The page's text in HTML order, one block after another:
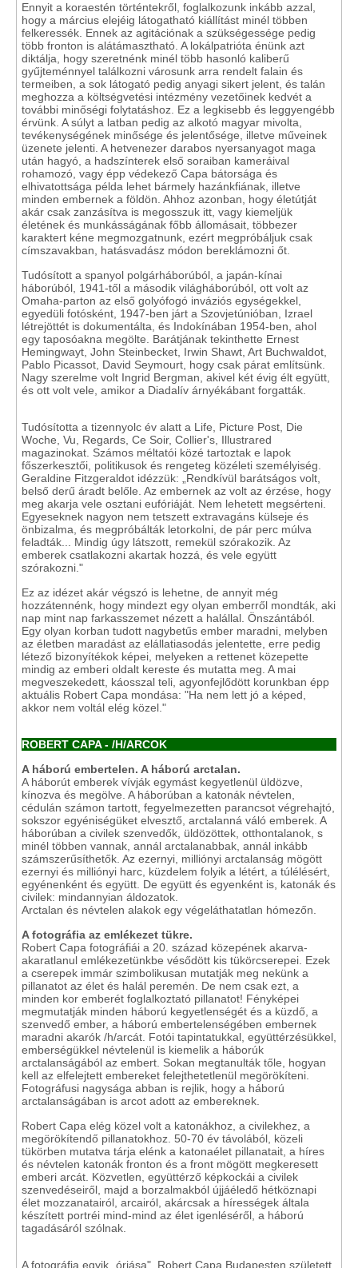
Ennyit a koraestén történtekről, foglalkozunk inkább azzal,
hogy a március elejéig látogatható kiállítást minél többen
felkeressék. Ennek az agitációnak a szükségessége pedig
több fronton is alátámasztható. A lokálpatrióta énünk azt
diktálja, hogy szeretnénk minél több hasonló kaliberű
gyűjteménnyel találkozni városunk arra rendelt falain és
termeiben, a sok látogató pedig anyagi sikert jelent, és talán
meghozza a költségvetési intézmény vezetőinek kedvét a
további minőségi folytatáshoz. Ez a legkisebb és leggyengébb
érvünk. A súlyt a latban pedig az alkotó magyar mivolta,
tevékenységének minősége és jelentősége, illetve műveinek
üzenete jelenti. A hetvenezer darabos nyersanyagot maga
után hagyó, a hadszínterek első soraiban kameráival
rohamozó, vagy épp védekező Capa bátorsága és
elhivatottsága példa lehet bármely hazánkfiának, illetve
minden embernek a földön. Ahhoz azonban, hogy életútját
akár csak zanzásítva is megosszuk itt, vagy kiemeljük
életének és munkásságának főbb állomásait, többezer
karaktert kéne megmozgatnunk, ezért megpróbáljuk csak
címszavakban, hatásvadász módon bereklámozni őt.
Tudósított a spanyol polgárháborúból, a japán-kínai
háborúból, 1941-től a második világháborúból, ott volt az
Omaha-parton az első golyófogó inváziós egységekkel,
egyedüli fotósként, 1947-ben járt a Szovjetúnióban, Izrael
létrejöttét is dokumentálta, és Indokínában 1954-ben, ahol
egy taposóakna megölte. Barátjának tekinthette Ernest
Hemingwayt, John Steinbecket, Irwin Shawt, Art Buchwaldot,
Pablo Picassot, David Seymourt, hogy csak párat említsünk.
Nagy szerelme volt Ingrid Bergman, akivel két évig élt együtt,
és ott volt vele, amikor a Diadalív árnyékábant forgatták.
Tudósította a tizennyolc év alatt a Life, Picture Post, Die
Woche, Vu, Regards, Ce Soir, Collier's, Illustrared
magazinokat. Számos méltatói közé tartoztak e lapok
főszerkesztői, politikusok és rengeteg közéleti személyiség.
Geraldine Fitzgeraldot idézzük: „Rendkívül barátságos volt,
belső derű áradt belőle. Az embernek az volt az érzése, hogy
meg akarja vele osztani eufóriáját. Nem lehetett megsérteni.
Egyeseknek nagyon nem tetszett extravagáns külseje és
önbizalma, és megpróbálták letorkolni, de pár perc múlva
feladták... Mindig úgy látszott, remekül szórakozik. Az
emberek csatlakozni akartak hozzá, és vele együtt
szórakozni."
Ez az idézet akár végszó is lehetne, de annyit még
hozzátennénk, hogy mindezt egy olyan emberről mondták, aki
nap mint nap farkasszemet nézett a halállal. Önszántából.
Egy olyan korban tudott nagybetűs ember maradni, melyben
az életben maradást az elállatiasodás jelentette, erre pedig
létező bizonyítékok képei, melyeken a rettenet közepette
mindig az emberi oldalt kereste és mutatta meg. A mai
megveszekedett, káosszal teli, agyonfejlődött korunkban épp
aktuális Robert Capa mondása: "Ha nem lett jó a képed,
akkor nem voltál elég közel."
ROBERT CAPA - /H/ARCOK
A háború embertelen. A háború arctalan.
A háborút emberek vívják egymást kegyetlenül üldözve,
kínozva és megölve. A háborúban a katonák névtelen,
cédulán számon tartott, fegyelmezetten parancsot végrehajtó,
sokszor egyéniségüket elvesztő, arctalanná váló emberek. A
háborúban a civilek szenvedők, üldözöttek, otthontalanok, s
minél többen vannak, annál arctalanabbak, annál inkább
számszerűsíthetők. Az ezernyi, milliónyi arctalanság mögött
ezernyi és milliónyi harc, küzdelem folyik a létért, a túlélésért,
egyénenként és együtt. De együtt és egyenként is, katonák és
civilek: mindannyian áldozatok.
Arctalan és névtelen alakok egy végeláthatatlan hómezőn.
A fotográfia az emlékezet tükre.
Robert Capa fotográfiái a 20. század közepének akarva-
akaratlanul emlékezetünkbe vésődött kis tükörcserepei. Ezek
a cserepek immár szimbolikusan mutatják meg nekünk a
pillanatot az élet és halál peremén. De nem csak ezt, a
minden kor emberét foglalkoztató pillanatot! Fényképei
megmutatják minden háború kegyetlenségét és a küzdő, a
szenvedő ember, a háború embertelenségében embernek
maradni akarók /h/arcát. Fotói tapintatukkal, együttérzésükkel,
emberségükkel névtelenül is kiemelik a háborúk
arctalanságából az embert. Sokan megtanulták tőle, hogyan
kell az elfelejtett embereket felejthetetlenül megörökíteni.
Fotográfusi nagysága abban is rejlik, hogy a háború
arctalanságában is arcot adott az embereknek.
Robert Capa elég közel volt a katonákhoz, a civilekhez, a
megörökítendő pillanatokhoz. 50-70 év távolából, közeli
tükörben mutatva tárja elénk a katonaélet pillanatait, a híres
és névtelen katonák fronton és a front mögött megkeresett
emberi arcát. Közvetlen, együttérző képkockái a civilek
szenvedéseiről, majd a borzalmakból újjáéledő hétköznapi
élet mozzanatairól, arcairól, akárcsak a hírességek általa
készített portréi mind-mind az élet igenléséről, a háború
tagadásáról szólnak.
A fotográfia egyik „óriása", Robert Capa Budapesten született